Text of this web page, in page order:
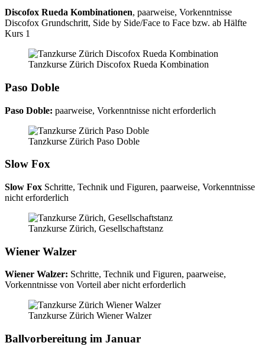
Discofox Rueda Kombinationen, paarweise, Vorkenntnisse
Discofox Grundschritt, Side by Side/Face to Face bzw. ab Hälfte
Kurs 1
Tanzkurse Zürich Discofox Rueda Kombination
Paso Doble
Paso Doble: paarweise, Vorkenntnisse nicht erforderlich
Tanzkurse Zürich Paso Doble
Slow Fox
Slow Fox Schritte, Technik und Figuren, paarweise, Vorkenntnisse
nicht erforderlich
Tanzkurse Zürich, Gesellschaftstanz
Wiener Walzer
Wiener Walzer: Schritte, Technik und Figuren, paarweise,
Vorkenntnisse von Vorteil aber nicht erforderlich
Tanzkurse Zürich Wiener Walzer
Ballvorbereitung im Januar